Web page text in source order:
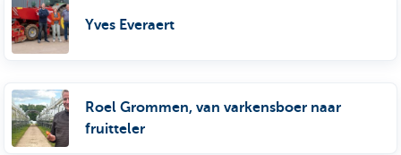
Yves Everaert
Roel Grommen, van varkensboer naar
fruitteler